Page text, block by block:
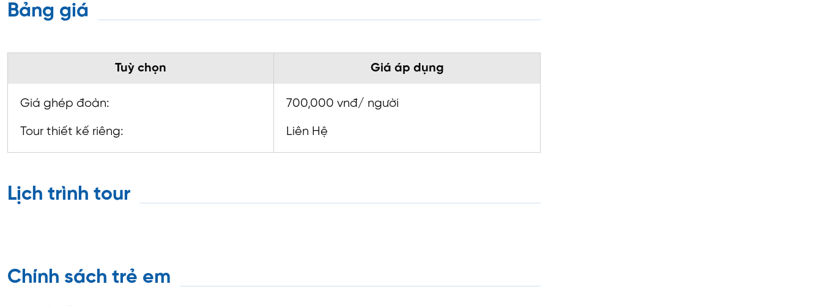
Bảng giá
Tuỳ chọn
Giá ghép đoàn:
Tour thiết kế riêng:
Giá áp dụng
700,000 vnđ/ người
Liên Hệ
Lịch trình tour
Chính sách trẻ em